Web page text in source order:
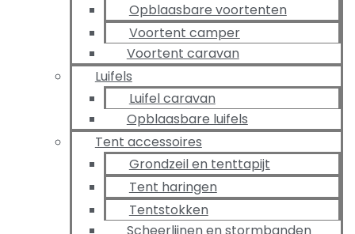
Opblaasbare voortenten
Voortent camper
Voortent caravan
Luifels
Luifel caravan
Opblaasbare luifels
Tent accessoires
Grondzeil en tenttapijt
Tent haringen
Tentstokken